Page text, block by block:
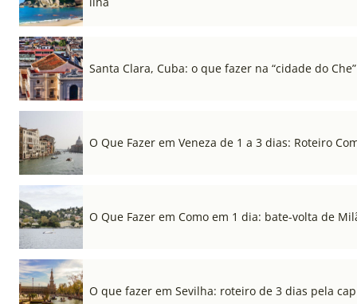
Santa Clara, Cuba: o que fazer na “cidade do Che”
O Que Fazer em Veneza de 1 a 3 dias: Roteiro
O Que Fazer em Como em 1 dia: bate-volta de
O que fazer em Sevilha: roteiro de 3 dias pela